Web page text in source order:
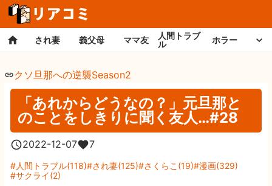
され妻 義父母 ママ友
人間トラブ
ル
ホラー
クソ旦那への逆襲Season2
「あれからどうなの？」元旦那と
のことをしきりに聞く友人…#28
2022-12-07 7
人間トラブル(118) され妻(125) さくらこ (19) 漫画(329)
サクライ(2)